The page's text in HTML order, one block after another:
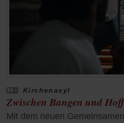
Kirchenasyl
Zwischen Bangen und
Mit dem neuen